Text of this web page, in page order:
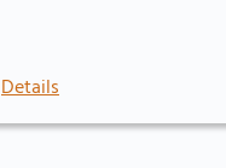
Details